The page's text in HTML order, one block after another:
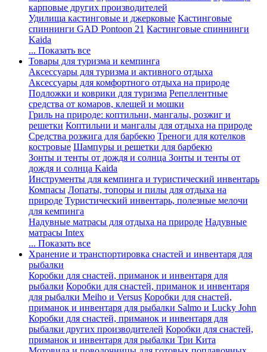
карповые других производителей
Удилища кастинговые и джерковые Кастинговые
спиннинги GAD Pontoon 21 Кастинговые спиннинги
Kaida
... Показать все
Товары для туризма и кемпинга
Аксессуары для туризма и активного отдыха
Аксессуары для комфортного отдыха на природе
Подложки и коврики для туризма Репеллентные
средства от комаров, клещей и мошки
Гриль на природе: коптильни, мангалы, розжиг и
решетки Коптильни и мангалы для отдыха на природе
Средства розжига для барбекю Треноги для котелков
костровые Шампуры и решетки для барбекю
Зонты и тенты от дождя и солнца Зонты и тенты от
дождя и солнца Kaida
Инструменты для кемпинга и туристический инвентарь
Компасы Лопаты, топоры и пилы для отдыха на
природе Туристический инвентарь, полезные мелочи
для кемпинга
Надувные матрасы для отдыха на природе Надувные
матрасы Intex
... Показать все
Хранение и транспортировка снастей и инвентаря для
рыбалки
Коробки для снастей, приманок и инвентаря для
рыбалки Коробки для снастей, приманок и инвентаря
для рыбалки Meiho и Versus Коробки для снастей,
приманок и инвентаря для рыбалки Salmo и Lucky John
Коробки для снастей, приманок и инвентаря для
рыбалки других производителей Коробки для снастей,
приманок и инвентаря для рыбалки Три Кита